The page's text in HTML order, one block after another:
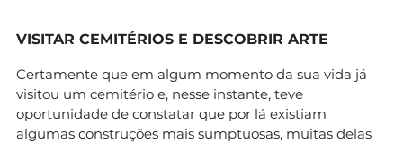
VISITAR CEMITÉRIOS E DESCOBRIR ARTE
Certamente que em algum momento da sua vida já
visitou um cemitério e, nesse instante, teve
oportunidade de constatar que por lá existiam
algumas construções mais sumptuosas, muitas delas